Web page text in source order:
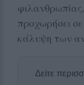
προχωρήσει
κάλυψη των
Δείτε